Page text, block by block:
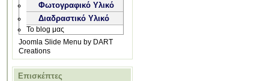
Φωτογραφικό Υλικό
Διαδραστικό Υλικό
Το blog μας
Joomla Slide Menu by DART
Creations
Επισκέπτες